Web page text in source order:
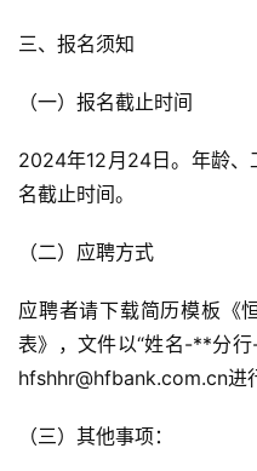
三、报名须知
（一）报名截止时间
2024年12月24日。年龄、
名截止时间。
（二）应聘方式
应聘者请下载简历模板《
表》，文件以“姓名-**分
hfshhr@hfbank.com.cn进
（三）其他事项：